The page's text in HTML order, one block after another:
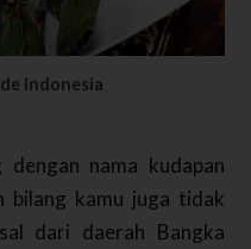
Indonesia
nama kudapan
bilang kamu juga tidak
dari daerah Bangka